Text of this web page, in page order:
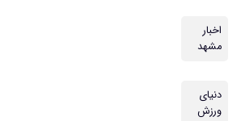
اخبار
مشهد
دنیای
ورزش